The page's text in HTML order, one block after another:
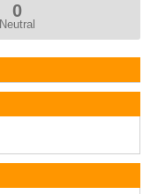
0
Neutral